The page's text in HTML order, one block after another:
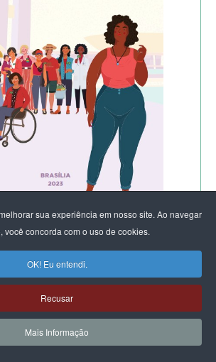
sua experiência em nosso site. Ao navegar
você concorda com o uso de cookies.
OK! Eu entendi.
Recusar
Mais Informação